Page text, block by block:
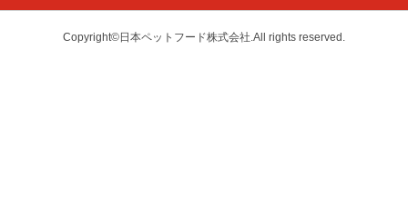
Copyright©日本ペットフード株式会社.All rights reserved.